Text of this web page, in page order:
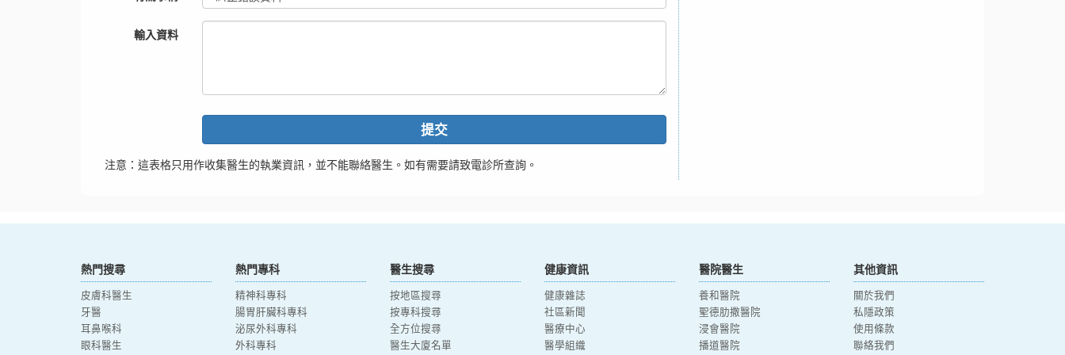
輸入資料
提交
注意：這表格只用作收集醫生的執業資訊，並不能聯絡醫生。如有需要請致電診所查詢。
熱門搜尋
皮膚科醫生
牙醫
耳鼻喉科
眼科醫生
熱門專科
精神科專科
腸胃肝臟科專科
泌尿外科專科
外科專科
醫生搜尋
按地區搜尋
按專科搜尋
全方位搜尋
醫生大廈名單
健康資訊
健康雜誌
社區新聞
醫療中心
醫學組織
醫院醫生
養和醫院
聖德肋撒醫院
浸會醫院
播道醫院
其他資訊
關於我們
私隱政策
使用條款
聯絡我們